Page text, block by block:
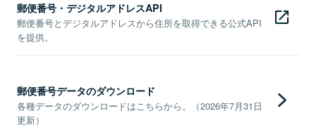
郵便番号・デジタルアドレスAPI
郵便番号とデジタルアドレスから住所を取得できる公式API
を提供。
郵便番号データのダウンロード
各種データのダウンロードはこちらから。（2026年7月31日
更新）